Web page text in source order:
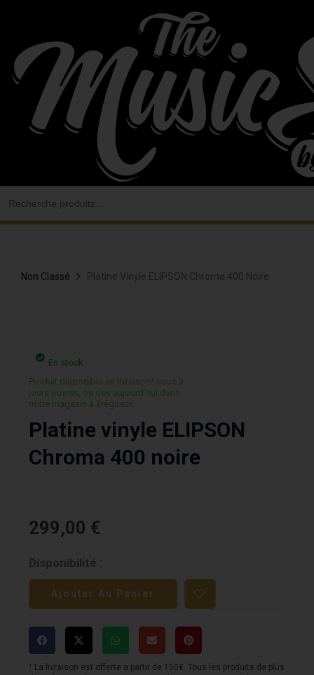
contenu
Non Classé Platine Vinyle ELIPSON Chroma 400 Noire
En stock
Produit disponible en livraison¹ sous 3
jours ouvrés, ou des aujourd’hui dans
notre magasin a Trégueux.
Platine vinyle ELIPSON
Chroma 400 noire
299,00 €
Disponibilité :
quantité
de
Platine
vinyle
ELIPSON
Chroma
Ajouter Au Panier
¹ La livraison est offerte a partir de 150€. Tous les produits de plus